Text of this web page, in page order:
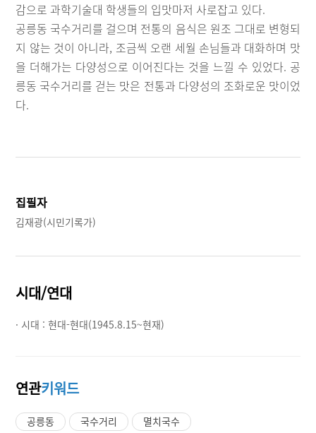
감으로 과학기술대 학생들의 입맛마저 사로잡고 있다.
공릉동 국수거리를 걸으며 전통의 음식은 원조 그대로 변형되
지 않는 것이 아니라, 조금씩 오랜 세월 손님들과 대화하며 맛
을 더해가는 다양성으로 이어진다는 것을 느낄 수 있었다. 공
릉동 국수거리를 걷는 맛은 전통과 다양성의 조화로운 맛이었
다.
집필자
김재광(시민기록가)
시대/연대
· 시대 :현대-현대(1945.8.15~현재)
연관키워드
공릉동 국수거리 멸치국수